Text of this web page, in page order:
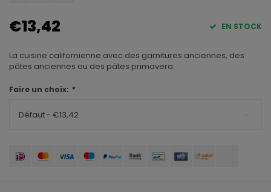
€13,42 EN STOCK
La cuisine californienne avec des garnitures anciennes, des
pâtes anciennes ou des pâtes primavera.
Faire un choix: *
Défaut - €13,42